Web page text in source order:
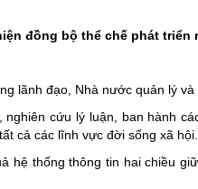
đồng bộ thể chế phát
lãnh đạo, Nhà nước quản lý và
cứu lý luận, ban hành
cả các lĩnh vực đời sống xã hội.
hệ thống thông tin hai chiều